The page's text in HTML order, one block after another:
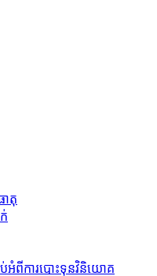
តុ
ពីការបោះទុនវិនិយោគ